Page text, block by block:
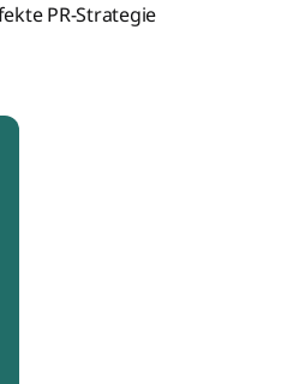
PR-Strategie